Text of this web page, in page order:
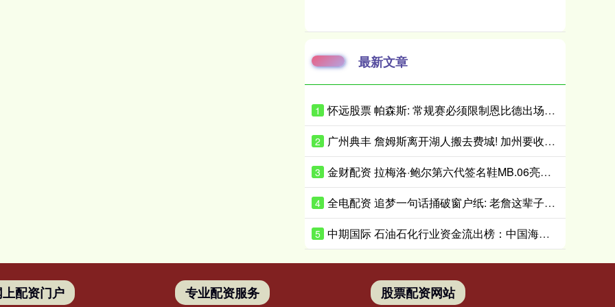
最新文章
1 怀远股票 帕森斯: 常规赛必须限制恩比德出场时间 打40场&每场25分钟就行了
2 广州典丰 詹姆斯离开湖人搬去费城! 加州要收亿万富翁税, 搬走也白搭?
3 金财配资 拉梅洛·鲍尔第六代签名鞋MB.06亮相 首发配色将于近日小面积发售
4 全电配资 追梦一句话捅破窗户纸: 老詹这辈子都不会穿勇士球衣
5 中期国际 石油石化行业资金流出榜：中国海油等5股净流出资金超5000万元
配资门户 专业配资服务 股票配资网站